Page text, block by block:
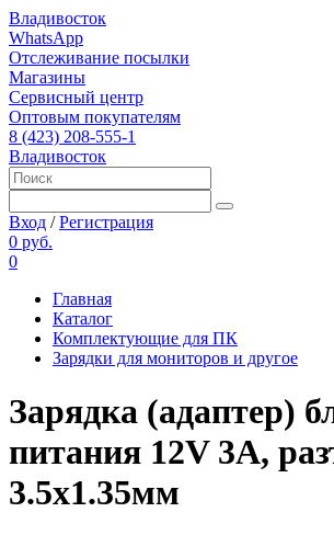
Владивосток
WhatsApp
Отслеживание посылки
Магазины
Сервисный центр
Оптовым покупателям
8 (423) 208-555-1
Владивосток
Вход /Регистрация
0 руб.
0
Главная
Каталог
Комплектующие для ПК
Зарядки для мониторов и другое
Зарядка (адаптер)
питания 12V 3A,
3.5х1.35мм